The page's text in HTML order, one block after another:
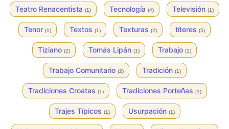
Teatro Renacentista (1) Tecnología (4) Televisión (1)
Tenor (1) Textos (1) Texturas (2) títeres (5)
Tiziano (2) Tomás Lipán (1) Trabajo (1)
Trabajo Comunitario (2) Tradición (1)
Tradiciones Croatas (1) Tradiciones Porteñas (1)
Trajes Típicos (1) Usurpación (1)